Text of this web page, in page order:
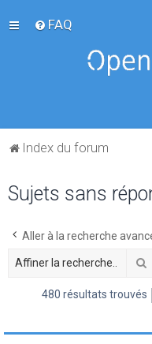
FAQ
Index du forum
Sujets sans
Aller à la recherche
480 résultats trouvés